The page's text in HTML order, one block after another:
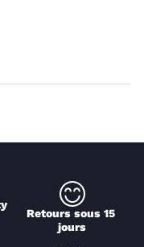
Retours sous 15
jours